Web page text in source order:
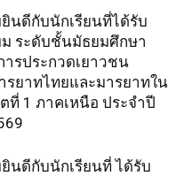
นดีกับนักเรียนที่ได้รับ
ม ระดับชั้นมัธยมศึกษา
รประกวดเยาวชน
ยาทไทยและมารยาทใน
ที่ 1 ภาคเหนือ ประจำปี
นดีกับนักเรียนที่ ได้รับ